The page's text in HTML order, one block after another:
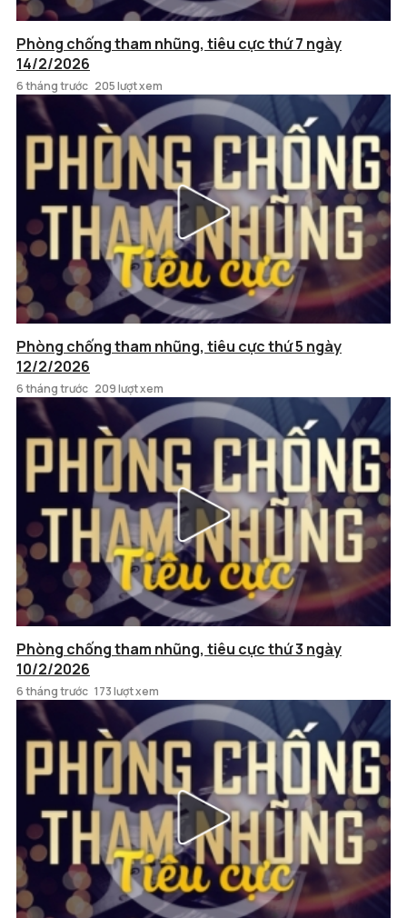
Phòng chống tham nhũng, tiêu cực thứ 7 ngày
14/2/2026
6 tháng trước 205 lượt xem
Phòng chống tham nhũng, tiêu cực thứ 5 ngày
12/2/2026
6 tháng trước 209 lượt xem
Phòng chống tham nhũng, tiêu cực thứ 3 ngày
10/2/2026
6 tháng trước 173 lượt xem